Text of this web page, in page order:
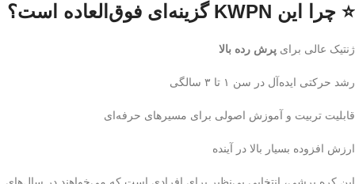
⭐ چرا این KWPN گزینه‌ای فوق‌العاده است؟
ژنتیک عالی برای پرش رده بالا
رشد حرکتی ایده‌آل در سن ۱ تا ۳ سالگی
قابلیت تربیت و آموزش اصولی برای مسیرهای حرفه‌ای
ارزش افزوده بسیار بالا در آینده